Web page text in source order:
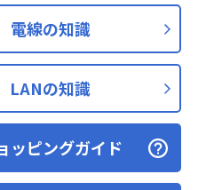
電線の知識
LANの知識
ッピングガイド